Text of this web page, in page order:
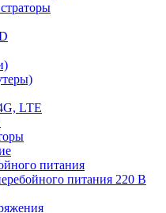
LTE
питания
питания 220 В